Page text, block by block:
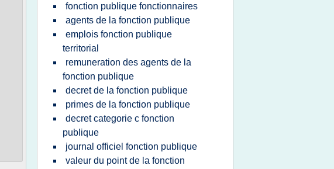
fonction publique fonctionnaires
agents de la fonction publique
emplois fonction publique
territorial
remuneration des agents de la
fonction publique
decret de la fonction publique
primes de la fonction publique
decret categorie c fonction
publique
journal officiel fonction publique
valeur du point de la fonction